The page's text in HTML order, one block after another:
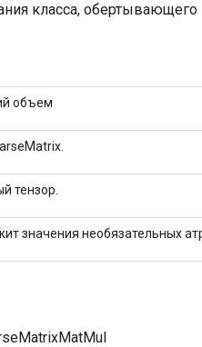
класса,
объем
тензор.
значения необязательных